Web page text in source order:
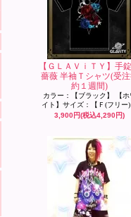
【ＧＬＡＶｉＴＹ】手
薔薇 半袖Ｔシャツ(受
約１週間)
カラー：【ブラック】 【ホ
イト】サイズ：【Ｆ(フリー)
3,900円(税込4,290円)